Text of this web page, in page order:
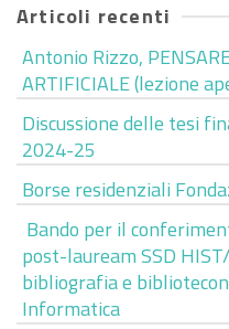
Articoli recenti
Antonio Rizzo,
ARTIFICIALE (lezione
Discussione delle tesi
2024-25
Borse residenziali
Bando per il
post-lauream SSD
bibliografia e
Informatica